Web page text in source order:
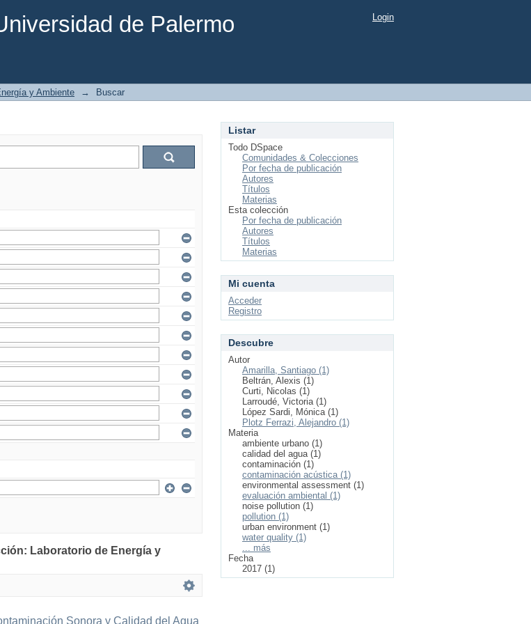
de Palermo Login
y Ambiente → Buscar
Laboratorio de Energía y
Sonora y Calidad del Agua
Listar
Todo DSpace
Comunidades & Colecciones
Por fecha de publicación
Autores
Títulos
Materias
Esta colección
Por fecha de publicación
Autores
Títulos
Materias
Mi cuenta
Acceder
Registro
Descubre
Autor
Amarilla, Santiago (1)
Beltrán, Alexis (1)
Curti, Nicolas (1)
Larroudé, Victoria (1)
López Sardi, Mónica (1)
Plotz Ferrazi, Alejandro (1)
Materia
ambiente urbano (1)
calidad del agua (1)
contaminación (1)
contaminación acústica (1)
environmental assessment (1)
evaluación ambiental (1)
noise pollution (1)
pollution (1)
urban environment (1)
water quality (1)
... más
Fecha
2017 (1)